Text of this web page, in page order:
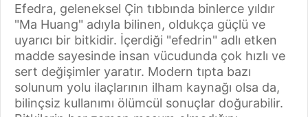
Efedra, geleneksel Çin tıbbında binlerce yıldır
"Ma Huang" adıyla bilinen, oldukça güçlü ve
uyarıcı bir bitkidir. İçerdiği "efedrin" adlı etken
madde sayesinde insan vücudunda çok hızlı ve
sert değişimler yaratır. Modern tıpta bazı
solunum yolu ilaçlarının ilham kaynağı olsa da,
bilinçsiz kullanımı ölümcül sonuçlar doğurabilir.